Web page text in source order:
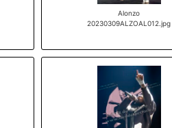
Alonzo
20230309ALZOAL012.jpg